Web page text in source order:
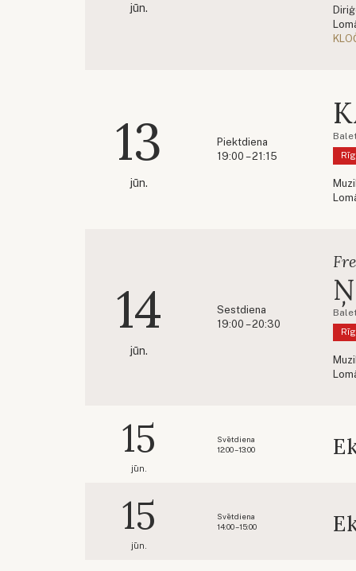
jūn.
13
jūn.
Piektdiena
19:00 – 21:15
14
jūn.
Sestdiena
19:00 – 20:30
15
jūn.
Svētdiena
12:00 – 13:00
15
jūn.
Svētdiena
14:00 – 15:00